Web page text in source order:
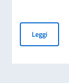
Leggi